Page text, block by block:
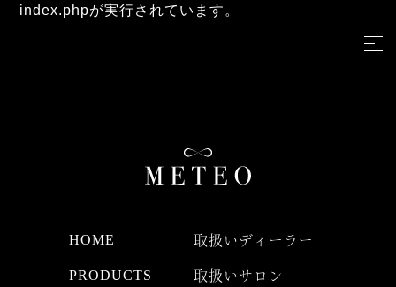
index.phpが実行されています。
HOME
PRODUCTS
取扱いディーラー
取扱いサロン